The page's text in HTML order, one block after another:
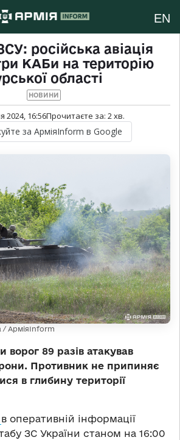
EN
російська авіація
КАБи на територію
області
НОВИНИ
2024, 16:56Прочитаєте за: 2хв.
за АрміяInform в Google
/ АрміяInform
ворог 89 разів атакував
Противник не припиняє
в глибину території
в оперативній інформації
ЗС України станом на 16:00